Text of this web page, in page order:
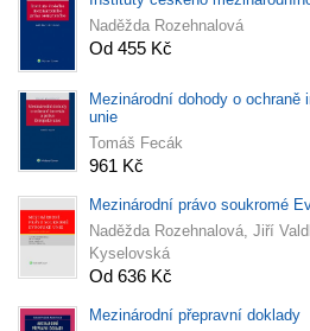
Naděžda Rozehnalová
Od 455 Kč
Mezinárodní dohody o
unie
Tomáš Fecák
961 Kč
Mezinárodní právo soukromé
Naděžda Rozehnalová, Jiří
Kyselovská
Od 636 Kč
Mezinárodní přepravní doklady